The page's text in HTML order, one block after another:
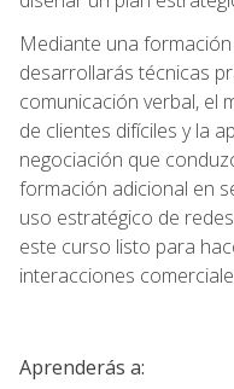
Mediante una
desarrollarás técnicas
comunicación verbal, el
de clientes difíciles y la
negociación que
formación adicional en
uso estratégico de
este curso listo para
interacciones
Aprenderás a: